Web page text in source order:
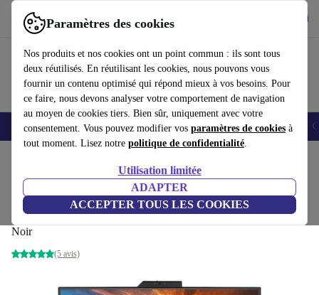
Paramètres des cookies
Nos produits et nos cookies ont un point commun : ils sont tous
deux réutilisés. En réutilisant les cookies, nous pouvons vous
fournir un contenu optimisé qui répond mieux à vos besoins. Pour
ce faire, nous devons analyser votre comportement de navigation
au moyen de cookies tiers. Bien sûr, uniquement avec votre
consentement. Vous pouvez modifier vos paramètres de cookies à
tout moment. Lisez notre politique de confidentialité.
Utilisation limitée
ADAPTER
ACCEPTER TOUS LES COOKIES
Utilisez refurbed rapidement et facilement
Smartphones Laptops Tablettes Montres connectées Accessoires
Lenovo ThinkVision T24v-10 | 23.8-
pouces
Noir
(5 avis)